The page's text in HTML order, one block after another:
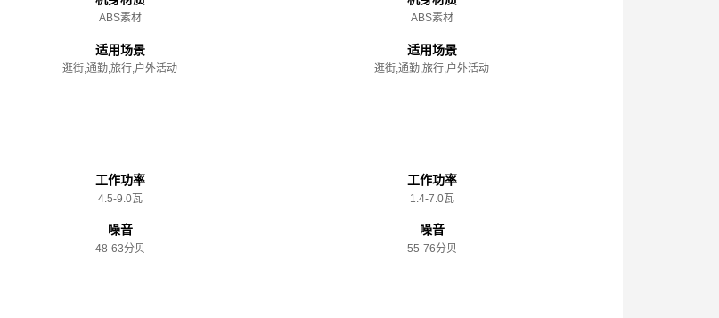
ABS素材
适用场景
逛街,通勤,旅行,户外活动
工作功率
4.5-9.0瓦
噪音
48-63分贝
ABS素材
适用场景
逛街,通勤,旅行,户外活动
工作功率
1.4-7.0瓦
噪音
55-76分贝